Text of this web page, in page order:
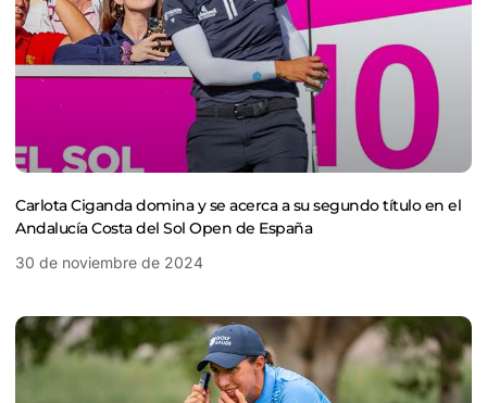
Carlota Ciganda domina y se acerca a su segundo título en el
Andalucía Costa del Sol Open de España
30 de noviembre de 2024